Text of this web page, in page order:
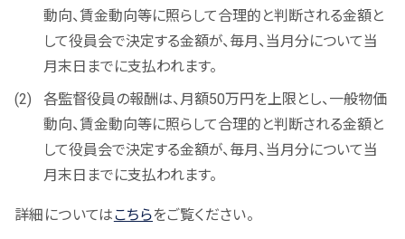
動向、賃金動向等に照らして合理的と判断される金額と
して役員会で決定する金額が、毎月、当月分について当
月末日までに支払われます。
各監督役員の報酬は、月額50万円を上限とし、一般物価
動向、賃金動向等に照らして合理的と判断される金額と
して役員会で決定する金額が、毎月、当月分について当
月末日までに支払われます。
詳細についてはこちらをご覧ください。